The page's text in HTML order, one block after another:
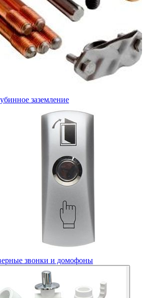
заземление
звонки и домофоны